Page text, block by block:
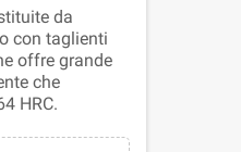
da
con taglienti
offre grande
che
HRC.